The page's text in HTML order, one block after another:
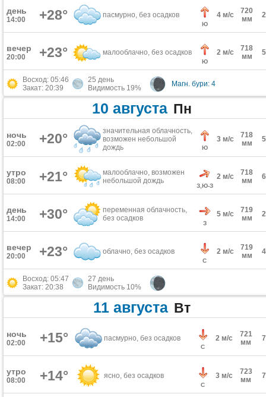
день
14:00 +28° пасмурно, без осадков
Ю
4 м/с
720
мм
вечер
20:00 +23° малооблачно, без осадков
Ю
2 м/с
718
мм
Восход: 05:46
Закат: 20:39
25 день
Видимость 19%
Магн. бури: 4
10 августа Пн
ночь
02:00 +20°
значительная облачность,
возможен небольшой
дождь
Ю
3 м/с
718
мм
утро
08:00 +21°
малооблачно, возможен
небольшой дождь
З,Ю-З
2 м/с
718
мм
день
14:00 +30°
переменная облачность,
без осадков
З
5 м/с
719
мм
вечер
20:00 +23° облачно, без осадков
С
2 м/с
719
мм
Восход: 05:47
Закат: 20:38
27 день
Видимость 10%
11 августа Вт
ночь
02:00 +15° пасмурно, без осадков
С
2 м/с
721
мм
утро
08:00 +14° ясно, без осадков
С
3 м/с
723
мм